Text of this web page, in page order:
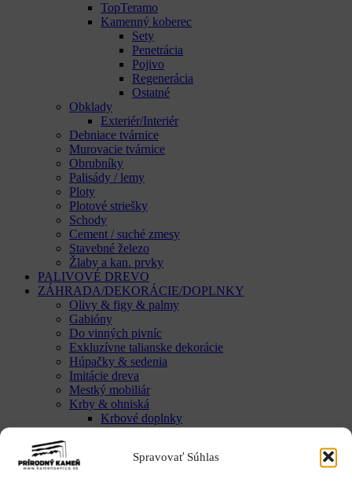
Spravovať Súhlas
TopTeramo
Kamenný koberec
Sety
Penetrácia
Pojivo
Regenerácia
Ostatné
Obklady
Exteriér/Interiér
Debniace tvárnice
Murovacie tvárnice
Obrubníky
Palisády / lemy
Ploty
Plotové striešky
Schody
Cement / suché zmesy
Stavebné železo
Žlaby a kan. prvky
PALIVOVÉ DREVO
ZÁHRADA/DEKORÁCIE/DOPLNKY
Olivy & figy & palmy
Gabióny
Do vinných pivníc
Exkluzívne talianske dekorácie
Húpačky & sedenia
Imitácie dreva
Mestký mobiliár
Krby & ohniská
Krbové doplnky
Kvetináče & Záhony
CLASSIC